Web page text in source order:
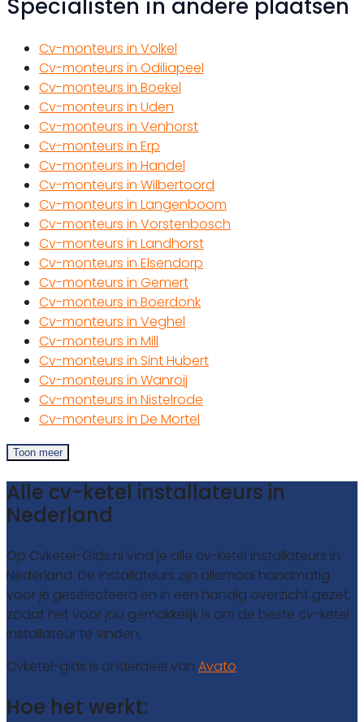
Specialisten in andere plaatsen
Cv-monteurs in Volkel
Cv-monteurs in Odiliapeel
Cv-monteurs in Boekel
Cv-monteurs in Uden
Cv-monteurs in Venhorst
Cv-monteurs in Erp
Cv-monteurs in Handel
Cv-monteurs in Wilbertoord
Cv-monteurs in Langenboom
Cv-monteurs in Vorstenbosch
Cv-monteurs in Landhorst
Cv-monteurs in Elsendorp
Cv-monteurs in Gemert
Cv-monteurs in Boerdonk
Cv-monteurs in Veghel
Cv-monteurs in Mill
Cv-monteurs in Sint Hubert
Cv-monteurs in Wanroij
Cv-monteurs in Nistelrode
Cv-monteurs in De Mortel
Toon meer
Alle cv-ketel installateurs in
Nederland
Op Cvketel-Gids.nl vind je alle cv-ketel installateurs in
Nederland. De installateurs zijn allemaal handmatig
voor je geselecteerd en in een handig overzicht gezet,
zodat het voor jou gemakkelijk is om de beste cv-ketel
installateur te vinden.
Cvketel-gids is onderdeel van Avato
Hoe het werkt: